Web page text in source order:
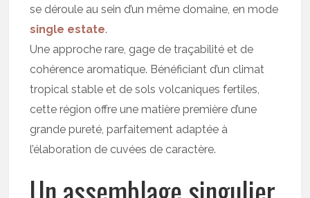
se déroule au sein d’un même domaine, en mode
single estate.
Une approche rare, gage de traçabilité et de
cohérence aromatique. Bénéficiant d’un climat
tropical stable et de sols volcaniques fertiles,
cette région offre une matière première d’une
grande pureté, parfaitement adaptée à
l’élaboration de cuvées de caractère.